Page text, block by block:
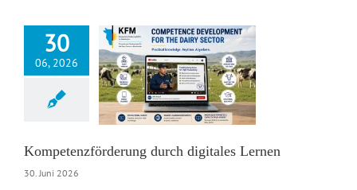
30
06, 2026
durch
Lernen
Kompetenzförderung durch digitales Lernen
30. Juni 2026